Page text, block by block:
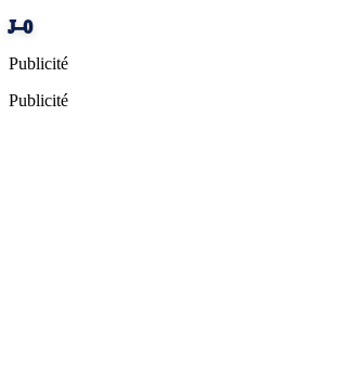
J–0
Publicité
Publicité